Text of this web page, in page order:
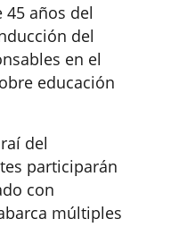
años del
del
en el
educación
del
participarán
con
múltiples